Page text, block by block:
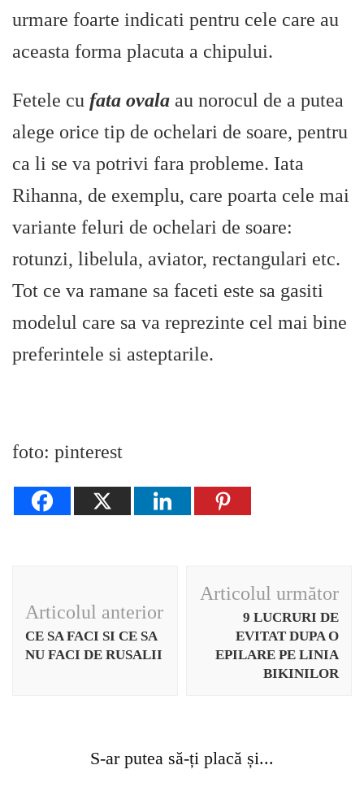
urmare foarte indicati pentru cele care au
aceasta forma placuta a chipului.
Fetele cu fata ovala au norocul de a putea
alege orice tip de ochelari de soare, pentru
ca li se va potrivi fara probleme. Iata
Rihanna, de exemplu, care poarta cele mai
variante feluri de ochelari de soare:
rotunzi, libelula, aviator, rectangulari etc.
Tot ce va ramane sa faceti este sa gasiti
modelul care sa va reprezinte cel mai bine
preferintele si asteptarile.
foto: pinterest
în
articole
Articolul anterior
CE SA FACI SI CE SA
NU FACI DE RUSALII
Articolul următor
9 LUCRURI DE
EVITAT DUPA O
EPILARE PE LINIA
BIKINILOR
S-ar putea să-ți placă și...